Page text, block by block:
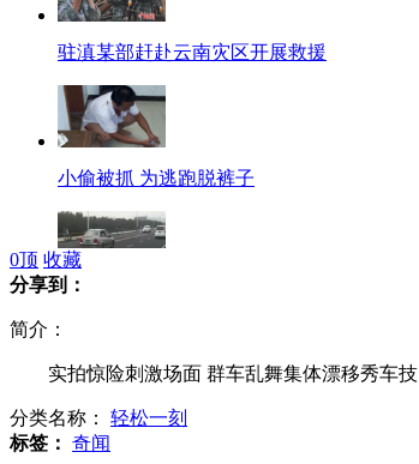
驻滇某部赶赴云南灾区开展救援
小偷被抓 为逃跑脱裤子
被富婆甩男小三当街挂牌示众
0顶 收藏
分享到：
简介：
实拍惊险刺激场面 群车乱舞集体漂移秀车技
分类名称： 轻松一刻
标签： 奇闻